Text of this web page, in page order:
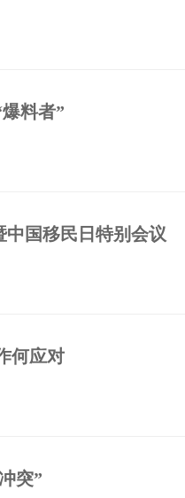
料者”
中国移民日特别会议
何应对
突”